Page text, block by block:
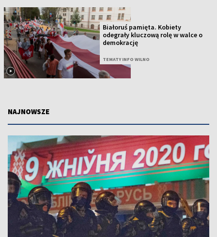
Białoruś pamięta. Kobiety
odegrały kluczową rolę w walce o
demokrację
TEMATY INFO WILNO
NAJNOWSZE